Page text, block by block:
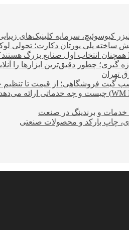
کیوسوئیچ، سرمایه کلینیک‌های
پیش ساخته پلی یورتان دکارت؛
گیری؛ چطور دقیق‌ترین ابزارها را
تهران
نصب گیت فروشگاهی؛ از قیمت تا
خدمات و برندینگ در صنعت
چاپ بارکد و محصولات صنعتی